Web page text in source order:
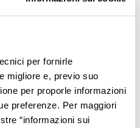
per fornirle
migliore e, previo suo
per proporle informazioni
preferenze. Per maggiori
“informazioni sui